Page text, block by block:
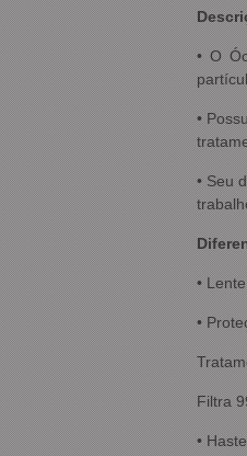
• O
•
• Seu
•
•
Filtra
•